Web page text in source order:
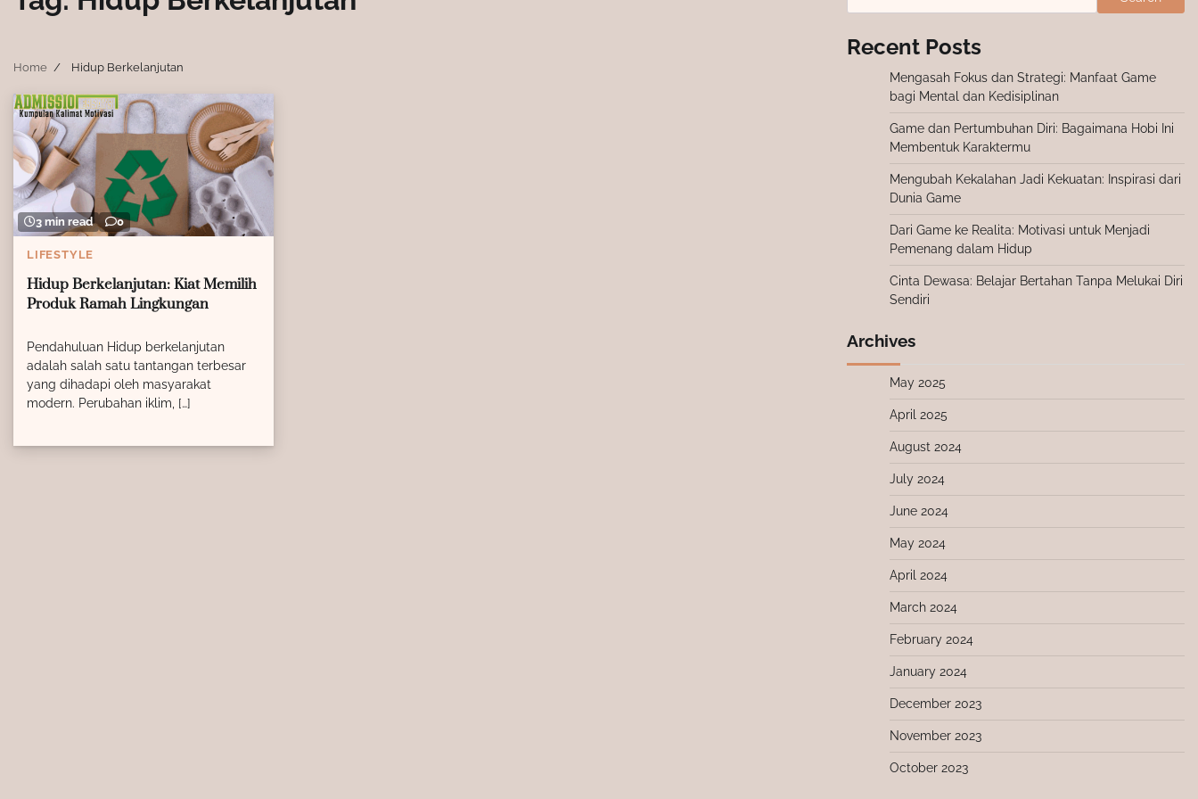
Home Hidup Berkelanjutan
3 min read 0
LIFESTYLE
Hidup Berkelanjutan: Kiat Memilih
Produk Ramah Lingkungan
Pendahuluan Hidup berkelanjutan
adalah salah satu tantangan terbesar
yang dihadapi oleh masyarakat
modern. Perubahan iklim, […]
Recent Posts
Mengasah Fokus dan Strategi: Manfaat Game
bagi Mental dan Kedisiplinan
Game dan Pertumbuhan Diri: Bagaimana Hobi Ini
Membentuk Karaktermu
Mengubah Kekalahan Jadi Kekuatan: Inspirasi dari
Dunia Game
Dari Game ke Realita: Motivasi untuk Menjadi
Pemenang dalam Hidup
Cinta Dewasa: Belajar Bertahan Tanpa Melukai Diri
Sendiri
Archives
May 2025
April 2025
August 2024
July 2024
June 2024
May 2024
April 2024
March 2024
February 2024
January 2024
December 2023
November 2023
October 2023